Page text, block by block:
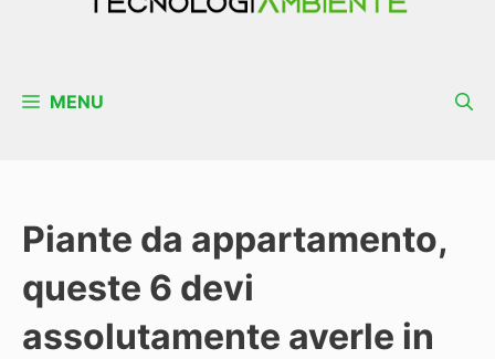
MENU
Piante da appartamento,
queste 6 devi
assolutamente averle in